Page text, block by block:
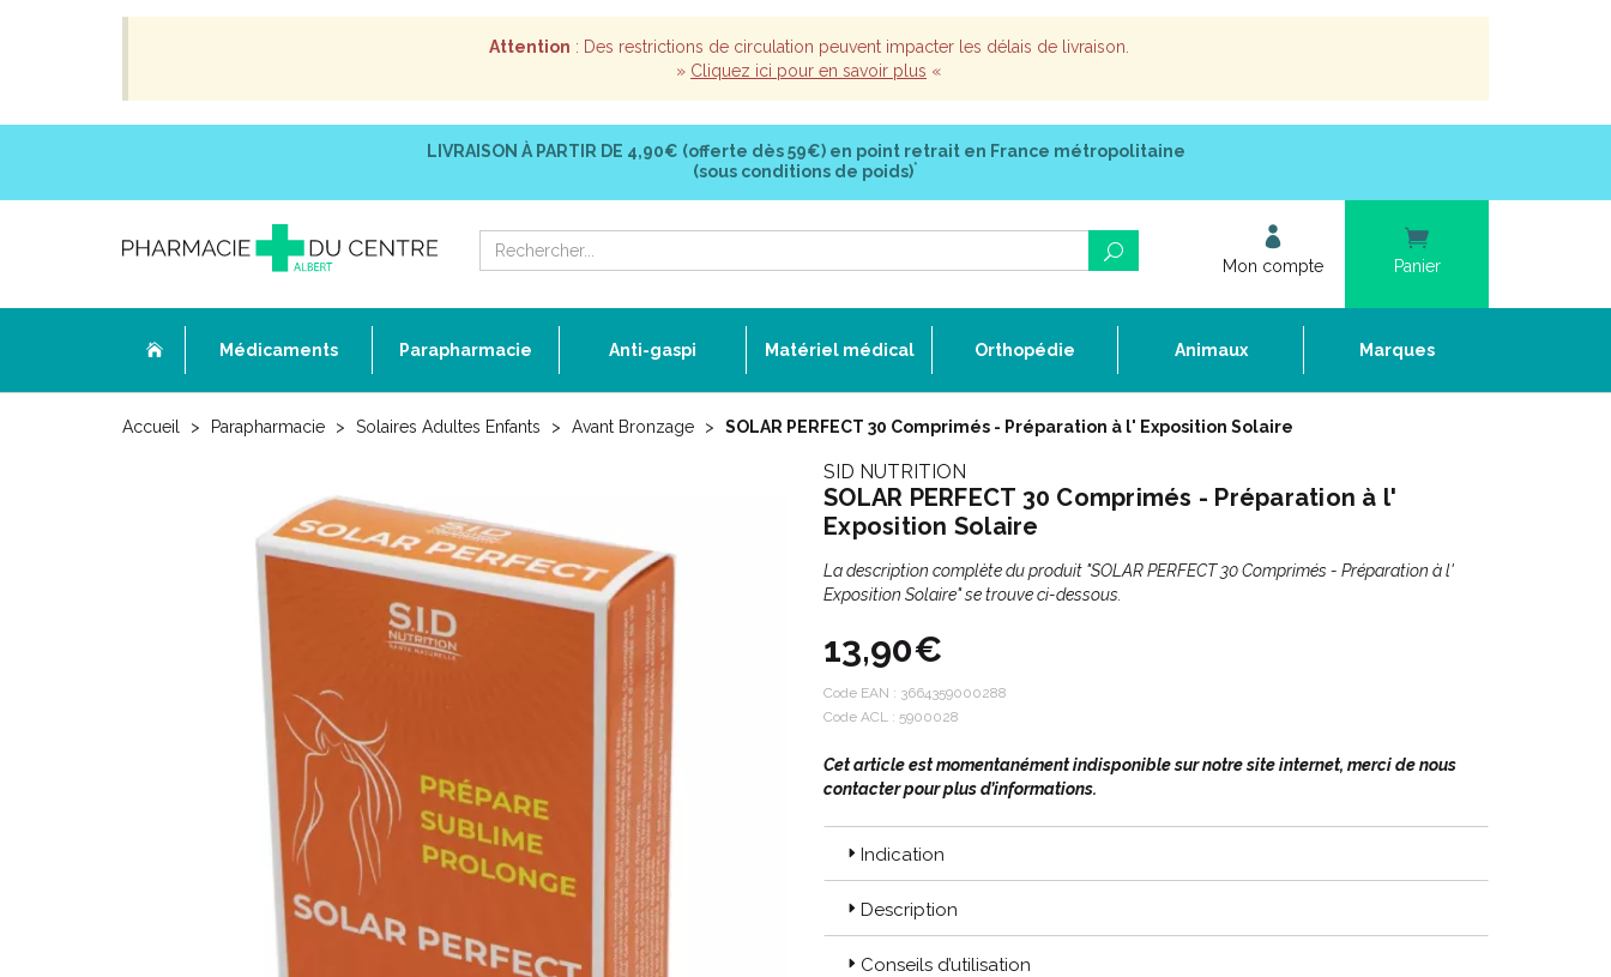
Attention : Des restrictions de circulation peuvent impacter les délais de livraison.
» Cliquez ici pour en savoir plus «
LIVRAISON À PARTIR DE 4,90€ (offerte dès 59€) en point retrait en France métropolitaine
(sous conditions de poids)*
Mon compte Panier
Médicaments Parapharmacie Anti-gaspi Matériel médical Orthopédie Animaux Marques
Accueil Parapharmacie Solaires Adultes Enfants Avant Bronzage SOLAR PERFECT 30 Comprimés - Préparation à l' Exposition Solaire
SID NUTRITION
SOLAR PERFECT 30 Comprimés - Préparation à l'
Exposition Solaire
La description complète du produit "SOLAR PERFECT 30 Comprimés - Préparation à l'
Exposition Solaire" se trouve ci-dessous.
13,90€
Code EAN : 3664359000288
Code ACL : 5900028
Cet article est momentanément indisponible sur notre site internet, merci de nous
contacter pour plus d’informations.
Indication
Description
Conseils d’utilisation